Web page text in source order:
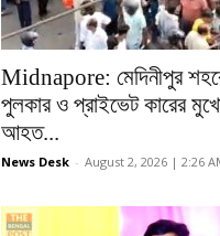
Midnapore: মেদিনীপুর
পুলকার ও প্রাইভেট কারের
আহত...
News Desk - August 2, 2026 | 2:26